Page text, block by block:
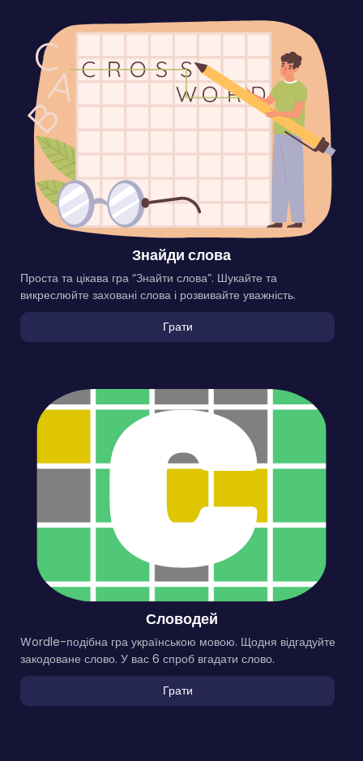
Знайди слова
Проста та цікава гра “Знайти слова”. Шукайте та
викреслюйте заховані слова і розвивайте уважність.
Грати
Словодей
Wordle-подібна гра українською мовою. Щодня відгадуйте
закодоване слово. У вас 6 спроб вгадати слово.
Грати